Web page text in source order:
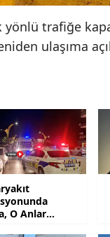
trafiğe
ulaşıma
O Anlar